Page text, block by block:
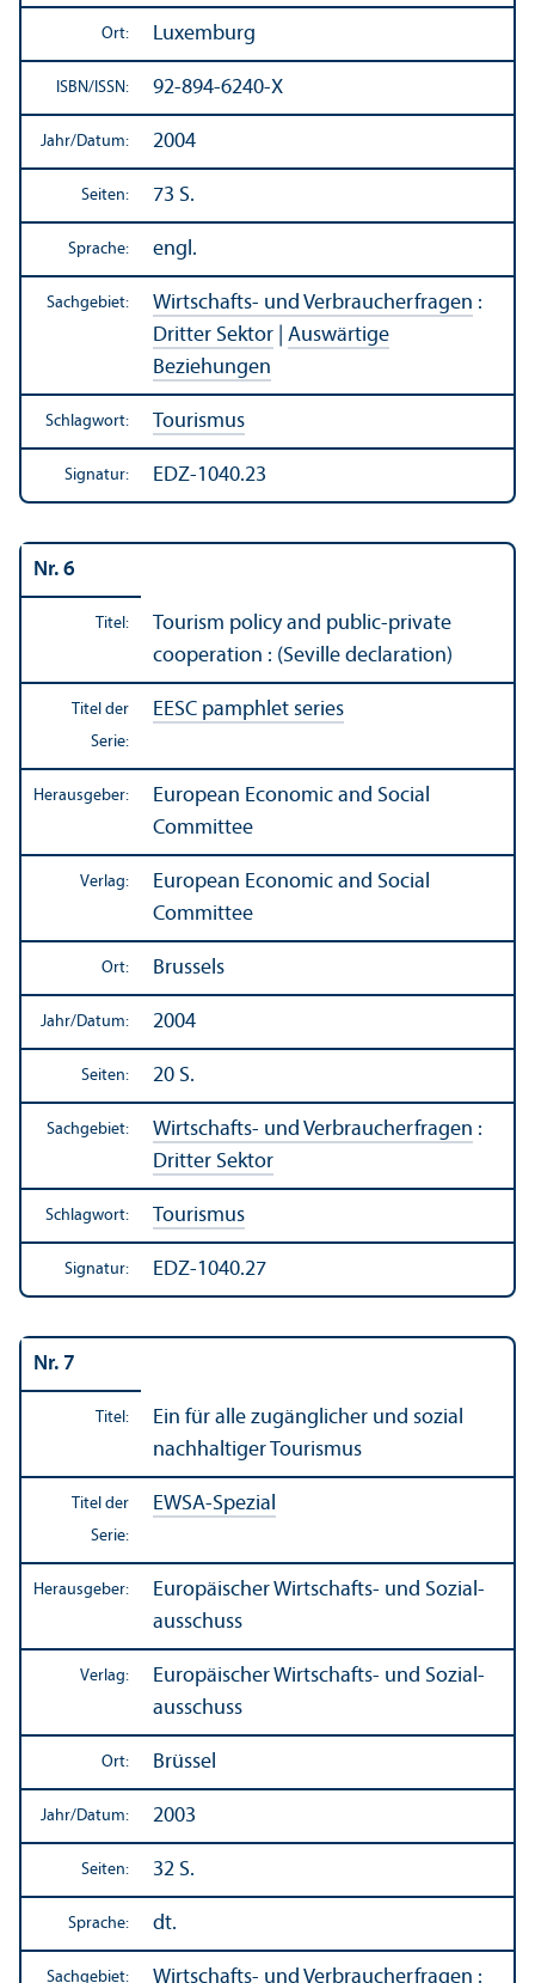
Ort: Luxemburg
ISBN/ ISSN: 92-894-6240-X
Jahr/Datum: 2004
Seiten: 73 S.
Sprache: engl.
Sachgebiet: Wirtschafts- und Verbraucherfragen :
Dritter Sektor
Auswärtige
Beziehungen
Schlagwort: Tourismus
Signatur: EDZ-1040.23
Nr. 6
Titel:
Tourism policy and public-private
cooperation : (Seville declaration)
Titel der
Serie:
EESC pamphlet series
Herausgeber:
European Economic and Social
Committee
Verlag:
European Economic and Social
Committee
Ort: Brussels
Jahr/Datum: 2004
Seiten: 20 S.
Sachgebiet: Wirtschafts- und Verbraucherfragen :
Dritter Sektor
Schlagwort: Tourismus
Signatur: EDZ-1040.27
Nr. 7
Titel:
Ein für alle zugänglicher und sozial
nachhaltiger Tourismus
Titel der
Serie:
EWSA-Spezial
Herausgeber:
Europäischer Wirtschafts- und Sozial­
ausschuss
Verlag:
Europäischer Wirtschafts- und Sozial­
ausschuss
Ort: Brüssel
Jahr/Datum: 2003
Seiten: 32 S.
Sprache: dt.
Sachgebiet: Wirtschafts- und Verbraucherfragen :